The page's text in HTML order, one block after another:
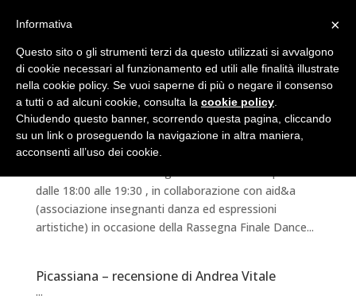
Stage di Danza Contemporanea Aid&a
Sabato 7 Luglio 2018 a Chianciano Terme si svolgera’
dalle 18:00 alle 19:30 , in collaborazione con aid&a
(associazione insegnanti danza ed espressioni
artistiche) in occasione della Rassegna Finale Dance...
Picassiana – recensione di Andrea Vitale
...
×
Informativa
Questo sito o gli strumenti terzi da questo utilizzati si avvalgono
di cookie necessari al funzionamento ed utili alle finalità illustrate
nella cookie policy. Se vuoi saperne di più o negare il consenso
a tutti o ad alcuni cookie, consulta la cookie policy
Chiudendo questo banner, scorrendo questa pagina, cliccando
su un link o proseguendo la navigazione in altra maniera,
acconsenti all’uso dei cookie.